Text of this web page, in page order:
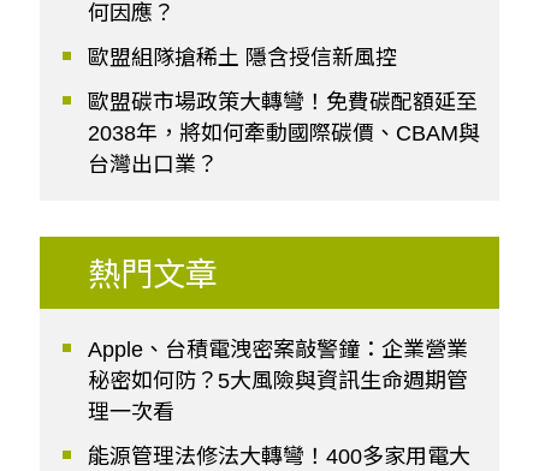
何因應？
歐盟組隊搶稀土 隱含授信新風控
歐盟碳市場政策大轉彎！免費碳配額延至
2038年，將如何牽動國際碳價、CBAM與
台灣出口業？
熱門文章
Apple、台積電洩密案敲警鐘：企業營業
秘密如何防？5大風險與資訊生命週期管
理一次看
能源管理法修法大轉彎！400多家用電大